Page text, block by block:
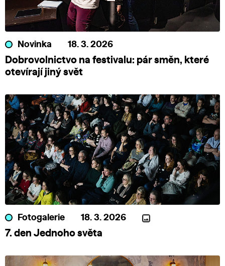
Novinka 18. 3. 2026
Dobrovolnictvo na festivalu: pár směn, které
otevírají jiný svět
Fotogalerie 18. 3. 2026
7. den Jednoho světa